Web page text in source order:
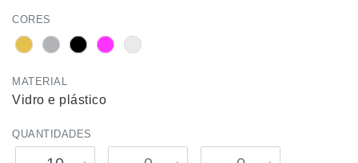
CORES
MATERIAL
Vidro e plástico
QUANTIDADES